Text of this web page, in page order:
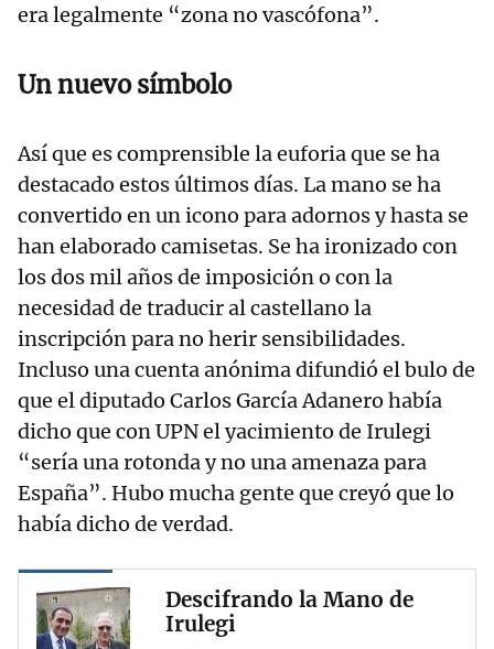
era legalmente “zona no vascófona”.
Un nuevo símbolo
Así que es comprensible la euforia que se ha
destacado estos últimos días. La mano se ha
convertido en un icono para adornos y hasta se
han elaborado camisetas. Se ha ironizado con
los dos mil años de imposición o con la
necesidad de traducir al castellano la
inscripción para no herir sensibilidades.
Incluso una cuenta anónima difundió el bulo de
que el diputado Carlos García Adanero había
dicho que con UPN el yacimiento de Irulegi
“sería una rotonda y no una amenaza para
España”. Hubo mucha gente que creyó que lo
había dicho de verdad.
Descifrando la Mano de
Irulegi